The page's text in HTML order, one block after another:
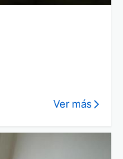
Ver más